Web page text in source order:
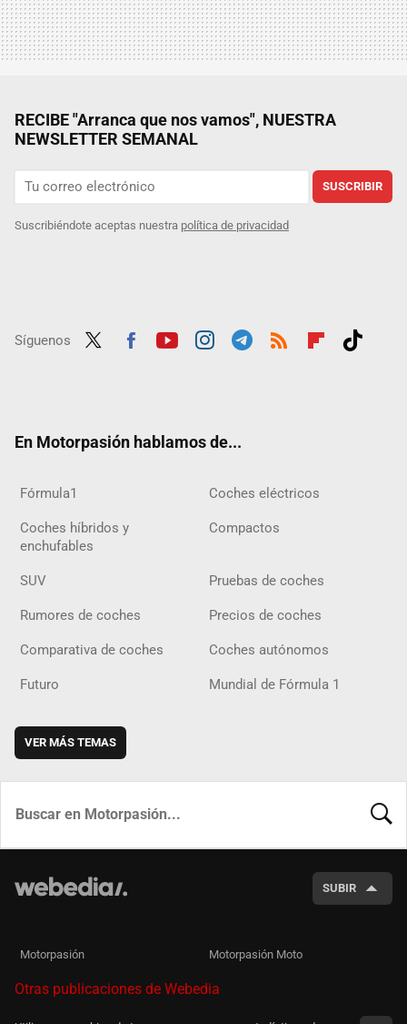
RECIBE "Arranca que nos vamos", NUESTRA
NEWSLETTER SEMANAL
SUSCRIBIR
Suscribiéndote aceptas nuestra política de privacidad
Síguenos
En Motorpasión hablamos de...
Fórmula1 Coches eléctricos
Coches híbridos y
enchufables
Compactos
SUV Pruebas de coches
Rumores de coches Precios de coches
Comparativa de coches Coches autónomos
Futuro Mundial de Fórmula 1
VER MÁS TEMAS
SUBIR
Motorpasión Motorpasión Moto
Otras publicaciones de Webedia